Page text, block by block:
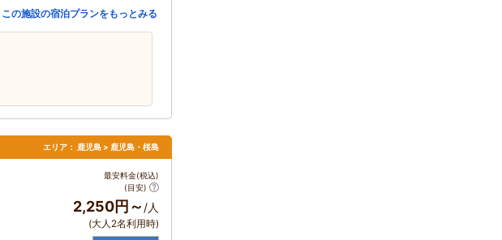
この施設の宿泊プランをもっとみる
エリア： 鹿児島 > 鹿児島・桜島
最安料金(税込)
(目安)
2,250円～ /人
(大人2名利用時)